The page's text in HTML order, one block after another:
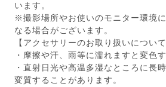
います。
※撮影場所やお使いのモニター環境
なる場合がございます。
【アクセサリーのお取り扱いについて
・摩擦や汗、雨等に濡れますと変色
・直射日光や高温多湿なところに長
変質することがあります。